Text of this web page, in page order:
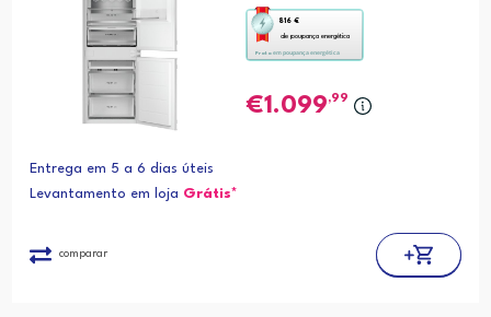
816 €
de poupança energética
Prataem poupança energética
Esta
ação
a 1.099,99
Entrega em 5 a 6 dias úteis
Levantamento em loja Grátis*
comparar